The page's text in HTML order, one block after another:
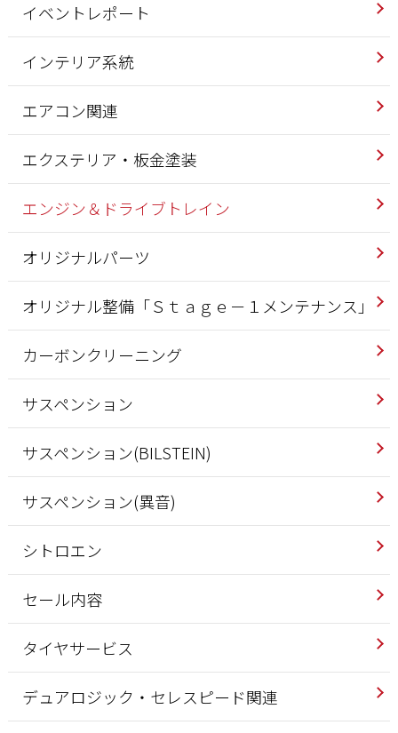
イベントレポート
インテリア系統
エアコン関連
エクステリア・板金塗装
エンジン＆ドライブトレイン
オリジナルパーツ
オリジナル整備「Ｓｔａｇｅ－１メンテナンス」
カーボンクリーニング
サスペンション
サスペンション(BILSTEIN)
サスペンション(異音)
シトロエン
セール内容
タイヤサービス
デュアロジック・セレスピード関連